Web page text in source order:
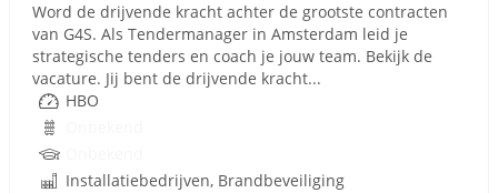
Word de drijvende kracht achter de grootste contracten
van G4S. Als Tendermanager in Amsterdam leid je
strategische tenders en coach je jouw team. Bekijk de
vacature. Jij bent de drijvende kracht...
HBO
Installatiebedrijven, Brandbeveiliging